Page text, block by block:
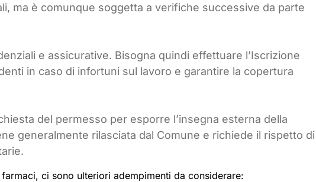
ma è comunque soggetta a verifiche successive da parte
e assicurative. Bisogna quindi effettuare l’Iscrizione
in caso di infortuni sul lavoro e garantire la copertura
del permesso per esporre l’insegna esterna della
generalmente rilasciata dal Comune e richiede il rispetto di
ci sono ulteriori adempimenti da considerare: